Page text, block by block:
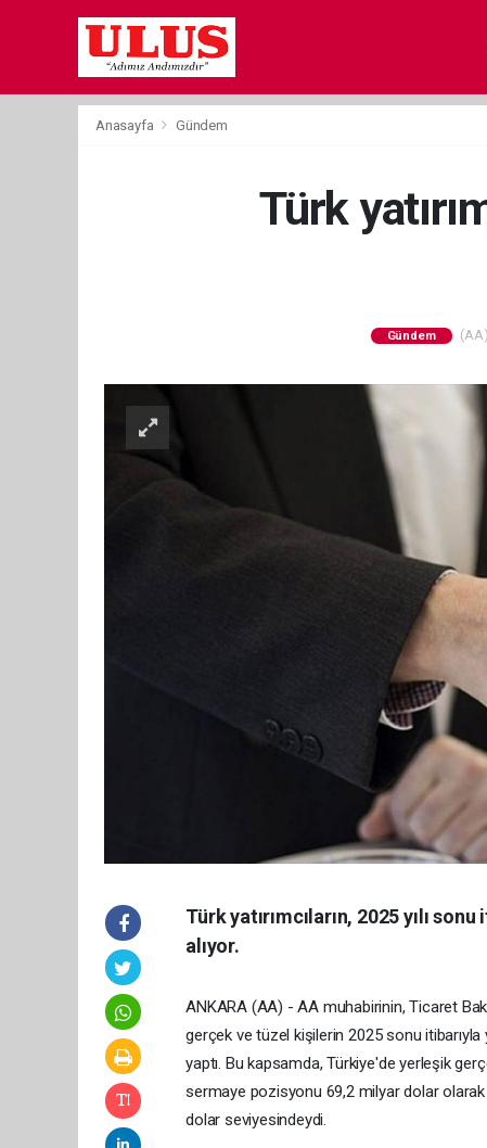
Anasayfa Gündem
Türk
Gündem
Türk yatırımcıların, 2025 yılı
alıyor.
ANKARA (AA) - AA muhabirinin, Ticaret
gerçek ve tüzel kişilerin 2025 sonu itibarıyla
yaptı. Bu kapsamda, Türkiye'de yerleşik
sermaye pozisyonu 69,2 milyar dolar
dolar seviyesindeydi.